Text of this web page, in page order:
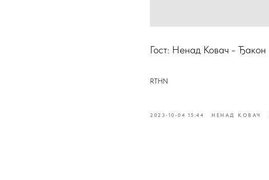
Гост: Ненад Ковач - Ђакон
RTHN
2023-10-04 15:44 НЕНАД КОВАЧ